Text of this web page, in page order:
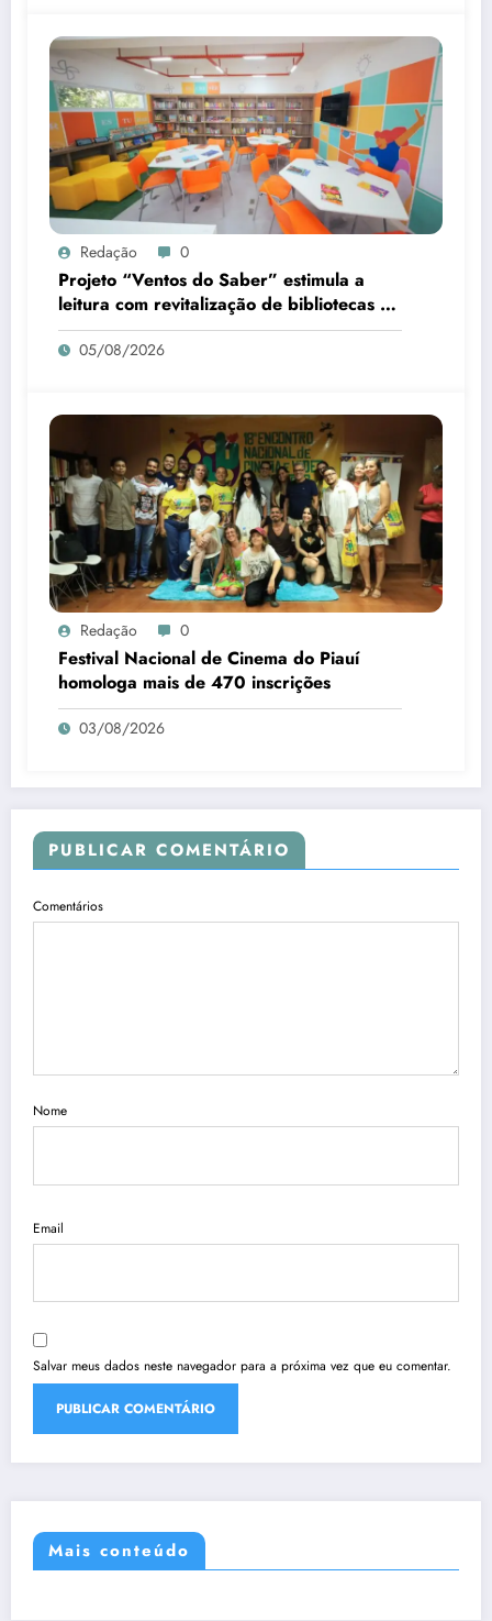
Redação 0
Projeto “Ventos do Saber” estimula a
leitura com revitalização de bibliotecas no
Piauí
05/08/2026
Redação 0
Festival Nacional de Cinema do Piauí
homologa mais de 470 inscrições
03/08/2026
PUBLICAR COMENTÁRIO
Comentários
Nome
Email
Salvar meus dados neste navegador para a próxima vez que eu comentar.
Mais conteúdo